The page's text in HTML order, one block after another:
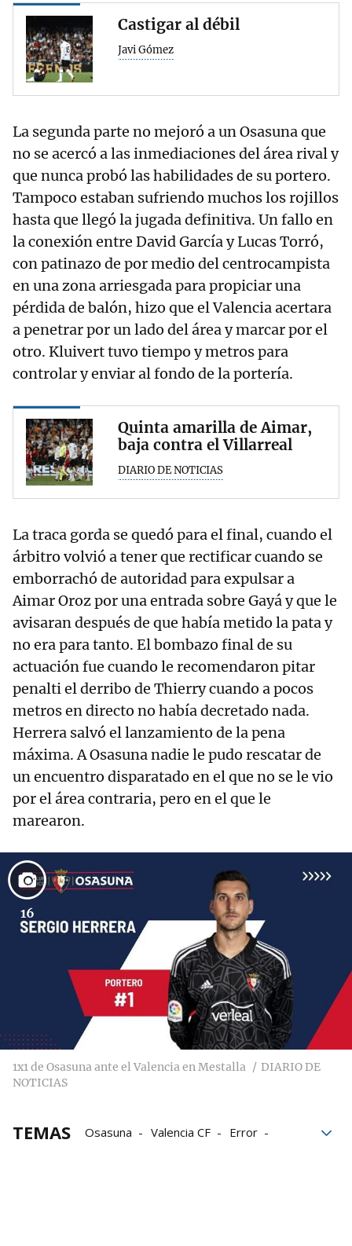
Castigar al débil
Javi Gómez
La segunda parte no mejoró a un Osasuna que
no se acercó a las inmediaciones del área rival y
que nunca probó las habilidades de su portero.
Tampoco estaban sufriendo muchos los rojillos
hasta que llegó la jugada definitiva. Un fallo en
la conexión entre David García y Lucas Torró,
con patinazo de por medio del centrocampista
en una zona arriesgada para propiciar una
pérdida de balón, hizo que el Valencia acertara
a penetrar por un lado del área y marcar por el
otro. Kluivert tuvo tiempo y metros para
controlar y enviar al fondo de la portería.
Quinta amarilla de Aimar,
baja contra el Villarreal
DIARIO DE NOTICIAS
La traca gorda se quedó para el final, cuando el
árbitro volvió a tener que rectificar cuando se
emborrachó de autoridad para expulsar a
Aimar Oroz por una entrada sobre Gayá y que le
avisaran después de que había metido la pata y
no era para tanto. El bombazo final de su
actuación fue cuando le recomendaron pitar
penalti el derribo de Thierry cuando a pocos
metros en directo no había decretado nada.
Herrera salvó el lanzamiento de la pena
máxima. A Osasuna nadie le pudo rescatar de
un encuentro disparatado en el que no se le vio
por el área contraria, pero en el que le
marearon.
16
1x1 de Osasuna ante el Valencia en Mestalla
DIARIO DE
NOTICIAS
TEMAS Osasuna Valencia CF
Error